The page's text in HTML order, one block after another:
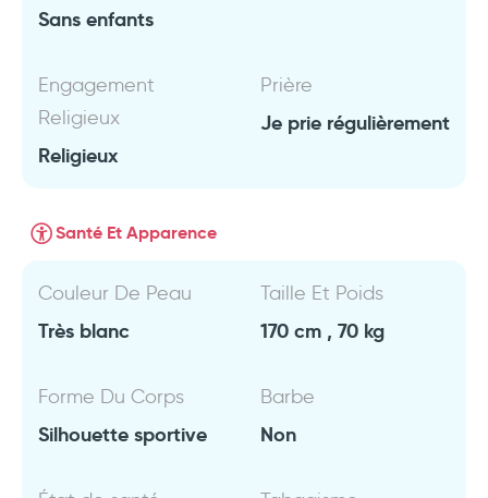
Sans enfants
Engagement
Religieux
Religieux
Prière
Je prie régulièrement
Santé Et Apparence
Couleur De Peau
Très blanc
Taille Et Poids
170 cm , 70 kg
Forme Du Corps
Silhouette sportive
Barbe
Non